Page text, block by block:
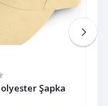
Şapka